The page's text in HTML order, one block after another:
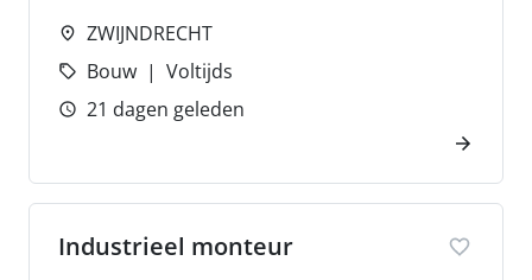
ZWIJNDRECHT
Bouw
Voltijds
21 dagen geleden
Industrieel monteur